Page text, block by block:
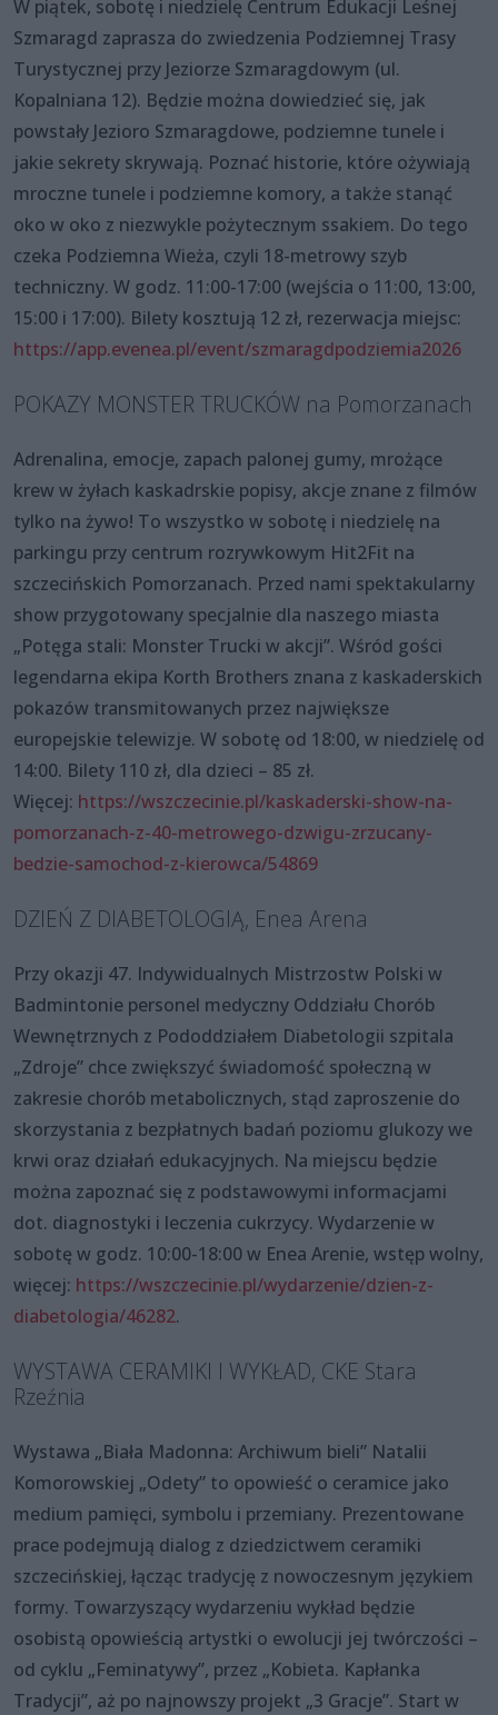
W piątek, sobotę i niedzielę Centrum Edukacji Leśnej
Szmaragd zaprasza do zwiedzenia Podziemnej Trasy
Turystycznej przy Jeziorze Szmaragdowym (ul.
Kopalniana 12). Będzie można dowiedzieć się, jak
powstały Jezioro Szmaragdowe, podziemne tunele i
jakie sekrety skrywają. Poznać historie, które ożywiają
mroczne tunele i podziemne komory, a także stanąć
oko w oko z niezwykle pożytecznym ssakiem. Do tego
czeka Podziemna Wieża, czyli 18-metrowy szyb
techniczny. W godz. 11:00-17:00 (wejścia o 11:00, 13:00,
15:00 i 17:00). Bilety kosztują 12 zł, rezerwacja miejsc:
https://app.evenea.pl/event/szmaragdpodziemia2026
POKAZY MONSTER TRUCKÓW na Pomorzanach
Adrenalina, emocje, zapach palonej gumy, mrożące
krew w żyłach kaskadrskie popisy, akcje znane z filmów
tylko na żywo! To wszystko w sobotę i niedzielę na
parkingu przy centrum rozrywkowym Hit2Fit na
szczecińskich Pomorzanach. Przed nami spektakularny
show przygotowany specjalnie dla naszego miasta
„Potęga stali: Monster Trucki w akcji”. Wśród gości
legendarna ekipa Korth Brothers znana z kaskaderskich
pokazów transmitowanych przez największe
europejskie telewizje. W sobotę od 18:00, w niedzielę od
14:00. Bilety 110 zł, dla dzieci – 85 zł.
Więcej: https://wszczecinie.pl/kaskaderski-show-na-
pomorzanach-z-40-metrowego-dzwigu-zrzucany-
bedzie-samochod-z-kierowca/54869
DZIEŃ Z DIABETOLOGIĄ, Enea Arena
Przy okazji 47. Indywidualnych Mistrzostw Polski w
Badmintonie personel medyczny Oddziału Chorób
Wewnętrznych z Pododdziałem Diabetologii szpitala
„Zdroje” chce zwiększyć świadomość społeczną w
zakresie chorób metabolicznych, stąd zaproszenie do
skorzystania z bezpłatnych badań poziomu glukozy we
krwi oraz działań edukacyjnych. Na miejscu będzie
można zapoznać się z podstawowymi informacjami
dot. diagnostyki i leczenia cukrzycy. Wydarzenie w
sobotę w godz. 10:00-18:00 w Enea Arenie, wstęp wolny,
więcej: https://wszczecinie.pl/wydarzenie/dzien-z-
diabetologia/46282.
WYSTAWA CERAMIKI I WYKŁAD, CKE Stara
Rzeźnia
Wystawa „Biała Madonna: Archiwum bieli” Natalii
Komorowskiej „Odety” to opowieść o ceramice jako
medium pamięci, symbolu i przemiany. Prezentowane
prace podejmują dialog z dziedzictwem ceramiki
szczecińskiej, łącząc tradycję z nowoczesnym językiem
formy. Towarzyszący wydarzeniu wykład będzie
osobistą opowieścią artystki o ewolucji jej twórczości –
od cyklu „Feminatywy”, przez „Kobieta. Kapłanka
Tradycji”, aż po najnowszy projekt „3 Gracje”. Start w